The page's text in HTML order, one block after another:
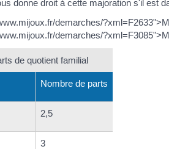
donne droit à cette majoration s'il est
demarches/
demarches/
de quotient familial
Nombre de parts
2,5
3